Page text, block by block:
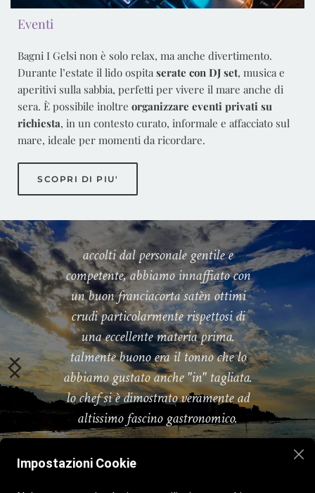
Eventi
Bagni I Gelsi non è solo relax, ma anche divertimento.
Durante l’estate il lido ospitaserate con DJ set, musica e
aperitivi sulla sabbia, perfetti per vivere il mare anche di
sera. È possibile inoltre organizzare eventi privati su
richiesta, in un contesto curato, informale e affacciato sul
mare, ideale per momenti da ricordare.
SCOPRI DI PIU'
accolti dal personale gentile e
competente, abbiamo innaffiato con
un buon franciacorta satèn ottimi
crudi particolarmente rispettosi di
una eccellente materia prima.
talmente buono era il tonno che lo
abbiamo gustato anche "in" tagliata.
lo chef si è dimostrato veramente ad
altissimo fascino gastronomico.
Andrea Cotta Ramusino su Facebook
Impostazioni Cookie